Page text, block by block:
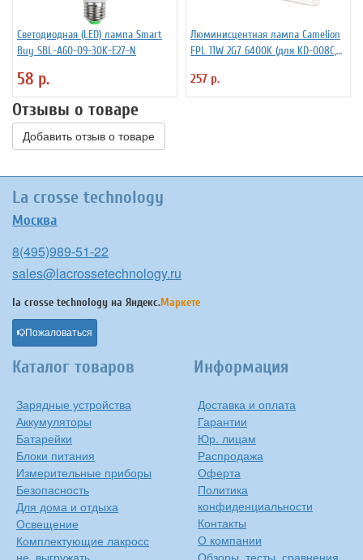
Светодиодная (LED) лампа Smart
Buy SBL-A60-09-30K-E27-N
58 р.
Люминисцентная лампа Camelion
FPL 11W 2G7 6400K (для KD-008C,
257 р.
Отзывы о товаре
Добавить отзыв о товаре
La crosse technology
Москва
8(495)989-51-22
sales@lacrossetechnology.ru
la crosse technology на Яндекс.Маркете
Пожаловаться
Каталог товаров
Зарядные устройства
Аккумуляторы
Батарейки
Блоки питания
Измерительные приборы
Безопасность
Для дома и отдыха
Освещение
Комплектующие лакросс
Информация
Доставка и оплата
Гарантии
Юр. лицам
Распродажа
Оферта
Политика
конфиденциальности
Контакты
О компании